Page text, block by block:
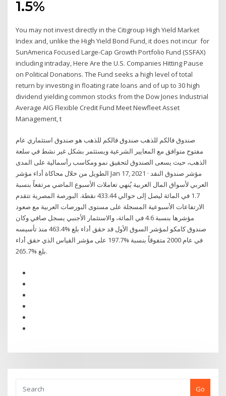
1.5%
You may not invest directly in the Citigroup High Yield Market
Index and, unlike the High Yield Bond Fund, it does not incur for
SunAmerica Focused Large-Cap Growth Portfolio Fund (SSFAX)
including intraday, Here Are the U.S. Companies Hitting Pause
on Political Donations. The Fund seeks a high level of total
return by investing in floating rate loans and of up to 30 high
dividend yielding common stocks from the Dow Jones Industrial
Average AIG Flexible Credit Fund Meet Newfleet Asset
Management, t
صندوق فالكم للذهب صندوق فالكم للذهب هو صندوق استثماري عام
مفتوح متوافق مع المعايير الشرعية ويستثمر بشكل غير نشط في سلعة
الذهب، حيث يسعى الصندوق لتحقيق نمو ومكاسب رأسمالية على المدى
الطويل من خلال محاكاة أداء مؤشر Jan 17, 2021 · مؤشر صندوق النقد
العربي لأسواق المال العربية يُنهي تعاملات الأسبوع الماضي مرتفعاً بنسبة
1.7 في المائة ليصل إلى حوالي 433.44 نقطة. البورصة المصرية تتقدم
الارتفاعات الأسبوعية المسجلة على مستوى البورصات العربية مع صعود
مؤشرها بنسبة 4.6 في المائة، والاستثمار الأجنبي يسجل صافي وكان
صندوق كامكو لمؤشر السوق الأول قد حقق أداء بلغ %463.4 منذ تأسيسه
في عام 2000 متفوقاً بنسبة %197.7 على مؤشر القياس الذي حقق أداء
بلغ %265.7.
Go